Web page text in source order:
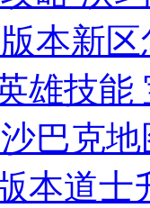
本新
雄技能
巴克
本道士